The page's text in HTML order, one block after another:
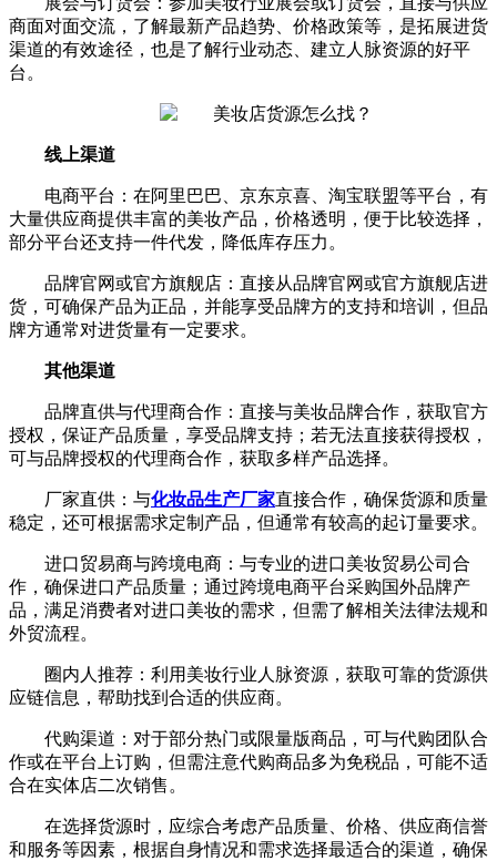
商面对面交流，了解最新产品趋势、价格政策等，是拓展进货
渠道的有效途径，也是了解行业动态、建立人脉资源的好平
台。
线上渠道
电商平台：在阿里巴巴、京东京喜、淘宝联盟等平台，有
大量供应商提供丰富的美妆产品，价格透明，便于比较选择，
部分平台还支持一件代发，降低库存压力。
品牌官网或官方旗舰店：直接从品牌官网或官方旗舰店进
货，可确保产品为正品，并能享受品牌方的支持和培训，但品
牌方通常对进货量有一定要求。
其他渠道
品牌直供与代理商合作：直接与美妆品牌合作，获取官方
授权，保证产品质量，享受品牌支持；若无法直接获得授权，
可与品牌授权的代理商合作，获取多样产品选择。
厂家直供：与化妆品生产厂家直接合作，确保货源和质量
稳定，还可根据需求定制产品，但通常有较高的起订量要求。
进口贸易商与跨境电商：与专业的进口美妆贸易公司合
作，确保进口产品质量；通过跨境电商平台采购国外品牌产
品，满足消费者对进口美妆的需求，但需了解相关法律法规和
外贸流程。
圈内人推荐：利用美妆行业人脉资源，获取可靠的货源供
应链信息，帮助找到合适的供应商。
代购渠道：对于部分热门或限量版商品，可与代购团队合
作或在平台上订购，但需注意代购商品多为免税品，可能不适
合在实体店二次销售。
在选择货源时，应综合考虑产品质量、价格、供应商信誉
和服务等因素，根据自身情况和需求选择最适合的渠道，确保